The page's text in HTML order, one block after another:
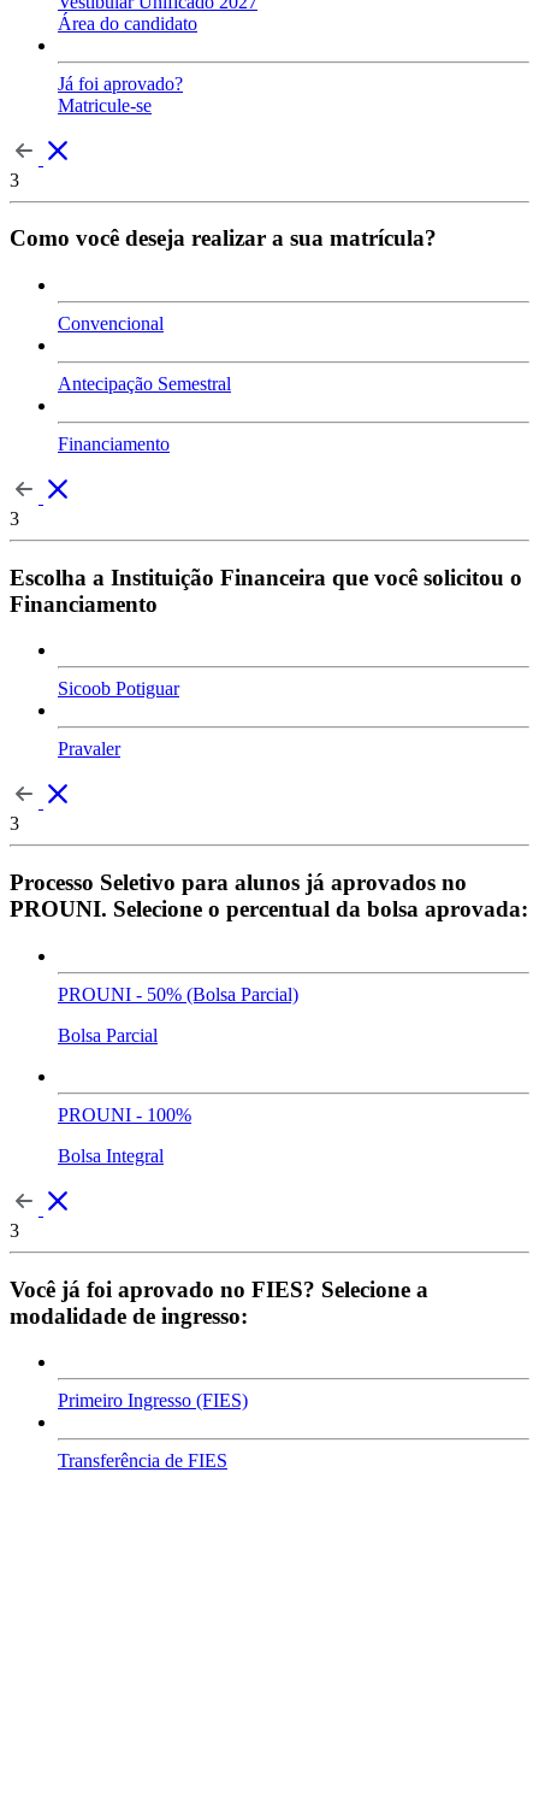
Área do candidato
Já foi aprovado?
Matricule-se
3
Como você deseja realizar a sua matrícula?
Convencional
Antecipação Semestral
Financiamento
3
Escolha a Instituição Financeira que você solicitou o
Financiamento
Sicoob Potiguar
Pravaler
3
Processo Seletivo para alunos já aprovados no
PROUNI. Selecione o percentual da bolsa aprovada:
PROUNI - 50% (Bolsa Parcial)
Bolsa Parcial
PROUNI - 100%
Bolsa Integral
3
Você já foi aprovado no FIES? Selecione a
modalidade de ingresso:
Primeiro Ingresso (FIES)
Transferência de FIES